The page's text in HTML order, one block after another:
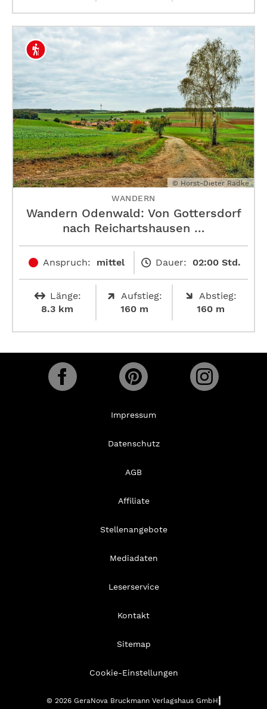
© Horst-Dieter Radke
WANDERN
Wandern Odenwald: Von Gottersdorf
nach Reichartshausen …
Anspruch: mittel Dauer: 02:00 Std.
Länge:
8.3 km
Aufstieg:
160 m
Abstieg:
160 m
Impressum
Datenschutz
AGB
Affiliate
Stellenangebote
Mediadaten
Leserservice
Kontakt
Sitemap
Cookie-Einstellungen
© 2026 GeraNova Bruckmann Verlagshaus GmbH